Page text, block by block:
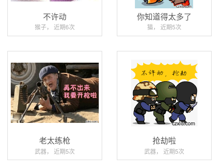
不许动
猴子， 近期6次
你知道得太多了
猫， 近期5次
老太练枪
武器， 近期5次
抢劫啦
武器， 近期5次